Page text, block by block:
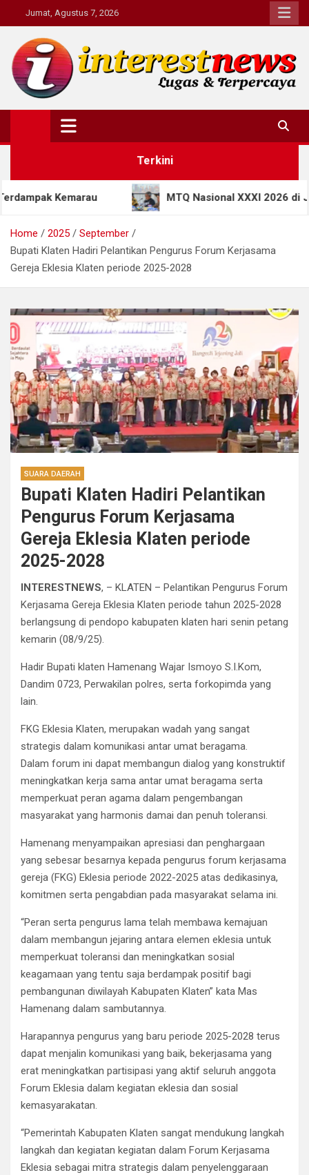
to
content
Jumat, Agustus 7, 2026
Interestnews.or.id
Terkini
MTQ Nasional XXXI 2026 di Jateng
Home 2025
September
Bupati Klaten Hadiri Pelantikan Pengurus Forum Kerjasama
Gereja Eklesia Klaten periode 2025-2028
SUARA DAERAH
Bupati Klaten Hadiri Pelantikan
Pengurus Forum Kerjasama
Gereja Eklesia Klaten periode
2025-2028
INTERESTNEWS, – KLATEN – Pelantikan Pengurus Forum
Kerjasama Gereja Eklesia Klaten periode tahun 2025-2028
berlangsung di pendopo kabupaten klaten hari senin petang
kemarin (08/9/25).
Hadir Bupati klaten Hamenang Wajar Ismoyo S.I.Kom,
Dandim 0723, Perwakilan polres, serta forkopimda yang
lain.
FKG Eklesia Klaten, merupakan wadah yang sangat
strategis dalam komunikasi antar umat beragama.
Dalam forum ini dapat membangun dialog yang konstruktif
meningkatkan kerja sama antar umat beragama serta
memperkuat peran agama dalam pengembangan
masyarakat yang harmonis damai dan penuh toleransi.
Hamenang menyampaikan apresiasi dan penghargaan
yang sebesar besarnya kepada pengurus forum kerjasama
gereja (FKG) Eklesia periode 2022-2025 atas dedikasinya,
komitmen serta pengabdian pada masyarakat selama ini.
“Peran serta pengurus lama telah membawa kemajuan
dalam membangun jejaring antara elemen eklesia untuk
memperkuat toleransi dan meningkatkan sosial
keagamaan yang tentu saja berdampak positif bagi
pembangunan diwilayah Kabupaten Klaten” kata Mas
Hamenang dalam sambutannya.
Harapannya pengurus yang baru periode 2025-2028 terus
dapat menjalin komunikasi yang baik, bekerjasama yang
erat meningkatkan partisipasi yang aktif seluruh anggota
Forum Eklesia dalam kegiatan eklesia dan sosial
kemasyarakatan.
“Pemerintah Kabupaten Klaten sangat mendukung langkah
langkah dan kegiatan kegiatan dalam Forum Kerjasama
Eklesia sebagai mitra strategis dalam penyelenggaraan